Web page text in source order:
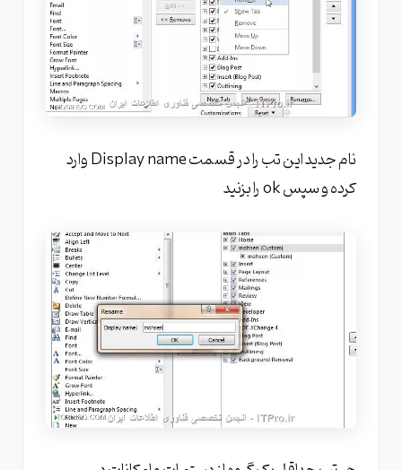
نام جدید این تب را در قسمت Display name وارد
کرده و سپس ok را بزنید